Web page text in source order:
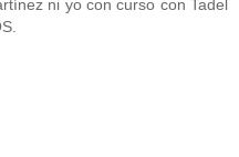
ni yo con curso con Tadel